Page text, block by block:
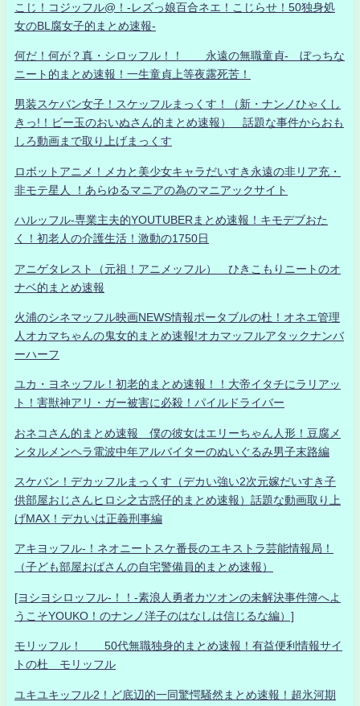
こじ！コジッフル@！-レズっ娘百合ネエ！こじらせ！50独身処
女のBL腐女子的まとめ速報-
何だ！何が？真・シロッフル！！ 永遠の無職童貞- ぼっちな
ニート的まとめ速報！一生童貞上等夜露死苦！
男装スケバン女子！スケッフルまっくす！（新・ナンノひゃくし
きっ!！ビー玉のおいぬさん的まとめ速報） 話題な事件からおも
しろ動画まで取り上げまっくす
ロボットアニメ！メカと美少女キャラだいすき永遠の非リア充・
非モテ星人 ！あらゆるマニアの為のマニアックサイト
ハルッフル-専業主夫的YOUTUBERまとめ速報！キモデブおた
く！初老人の介護生活！激動の1750日
アニゲタレスト（元祖！アニメッフル） ひきこもりニートのオ
ナベ的まとめ速報
火浦のシネマッフル映画NEWS情報ポータブルの杜！オネエ管理
人オカマちゃんの鬼女的まとめ速報!オカマッフルアタックナンバ
ーハーフ
ユカ・ヨネッフル！初老的まとめ速報！！大帝イタチにラリアッ
ト！害獣神アリ・ガー被害に必殺！パイルドライバー
おネコさん的まとめ速報 僕の彼女はエリーちゃん人形！豆腐メ
ンタルメンヘラ電波中年アルバイターのぬいぐるみ男子末路編
スケバン！デカッフルまっくす（デカい強い2次元嫁だいすき子
供部屋おじさんヒロシ之古惑仔的まとめ速報）話題な動画取り上
げMAX！デカいは正義刑事編
アキヨッフル-！ネオニートスケ番長のエキストラ芸能情報局！
（子ども部屋おばさんの自宅警備員的まとめ速報）
[ヨシヨシロッフル-！！-素浪人勇者カツオンの未解決事件簿へよ
うこそYOUKO！のナンノ洋子のはなしは信じるな編）]
モリッフル！ 50代無職独身的まとめ速報！有益便利情報サイ
トの杜 モリッフル
ユキユキッフル2！ど底辺的一同驚愕騒然まとめ速報！超氷河期